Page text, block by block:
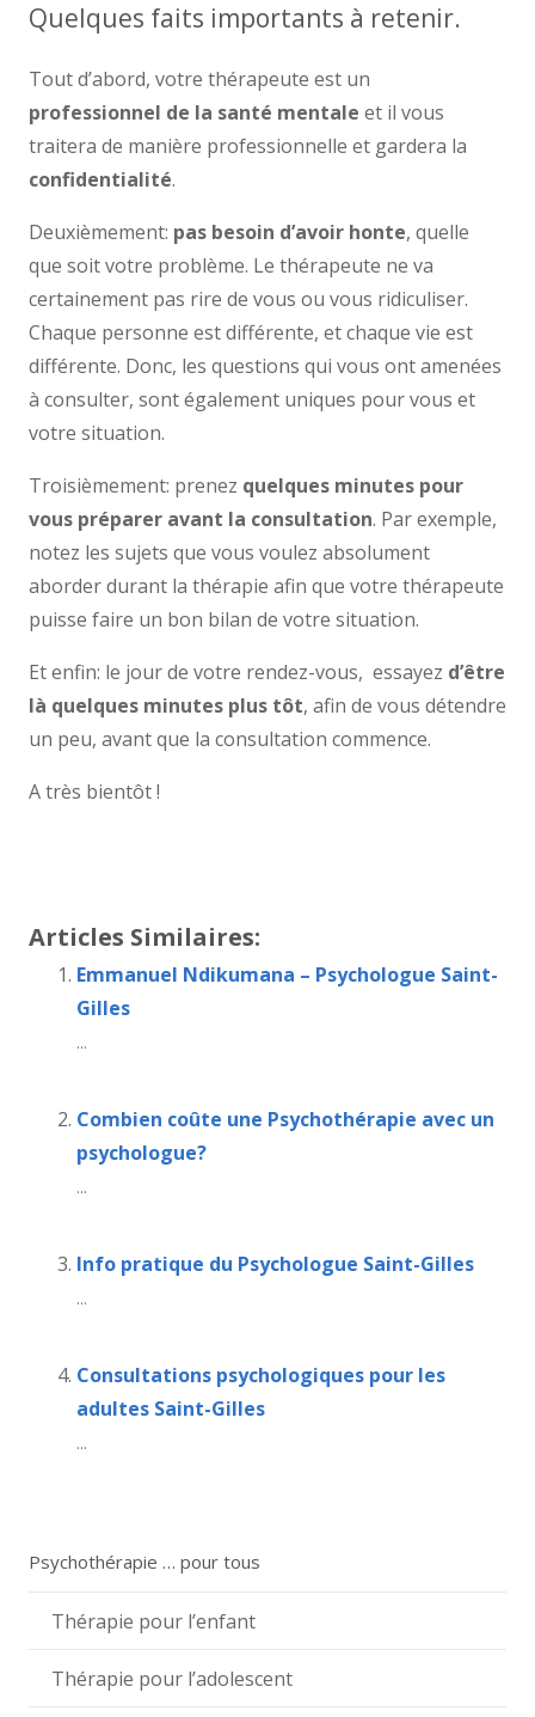
Quelques faits importants à retenir.
Tout d’abord, votre thérapeute est un
professionnel de la santé mentale et il vous
traitera de manière professionnelle et gardera la
confidentialité.
Deuxièmement: pas besoin d’avoir honte, quelle
que soit votre problème. Le thérapeute ne va
certainement pas rire de vous ou vous ridiculiser.
Chaque personne est différente, et chaque vie est
différente. Donc, les questions qui vous ont amenées
à consulter, sont également uniques pour vous et
votre situation.
Troisièmement: prenez quelques minutes pour
vous préparer avant la consultation. Par exemple,
notez les sujets que vous voulez absolument
aborder durant la thérapie afin que votre thérapeute
puisse faire un bon bilan de votre situation.
Et enfin: le jour de votre rendez-vous, essayez d’être
là quelques minutes plus tôt, afin de vous détendre
un peu, avant que la consultation commence.
A très bientôt !
Articles Similaires:
Emmanuel Ndikumana – Psychologue Saint-
Gilles
...
Combien coûte une Psychothérapie avec un
psychologue?
...
Info pratique du Psychologue Saint-Gilles
...
Consultations psychologiques pour les
adultes Saint-Gilles
...
Psychothérapie … pour tous
Thérapie pour l’enfant
Thérapie pour l’adolescent